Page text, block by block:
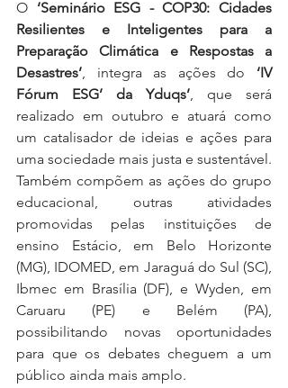
O ‘Seminário ESG - COP30: Cidades
Resilientes e Inteligentes para a
Preparação Climática e Respostas a
Desastres’ , integra as ações do ‘IV
Fórum ESG’ da Yduqs’ , que será
realizado em outubro e atuará como
um catalisador de ideias e ações para
uma sociedade mais justa e sustentável.
Também compõem as ações do grupo
educacional, outras atividades
promovidas pelas instituições de
ensino Estácio, em Belo Horizonte
(MG), IDOMED, em Jaraguá do Sul (SC),
Ibmec em Brasília (DF), e Wyden, em
Caruaru (PE) e Belém (PA),
possibilitando novas oportunidades
para que os debates cheguem a um
público ainda mais amplo.